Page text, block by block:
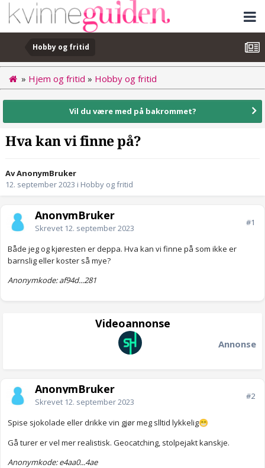
Hobby og fritid
» Hjem og fritid » Hobby og fritid
Vil du være med på bakrommet?
Hva kan vi finne på?
Av AnonymBruker
12. september 2023 i Hobby og fritid
AnonymBruker
Skrevet 12. september 2023
#1
Både jeg og kjøresten er deppa. Hva kan vi finne på som ikke er
barnslig eller koster så mye?
Anonymkode: af94d...281
Videoannonse
Annonse
AnonymBruker
Skrevet 12. september 2023
#2
Spise sjokolade eller drikke vin gjør meg slltid lykkelig😁
Gå turer er vel mer realistisk. Geocatching, stolpejakt kanskje.
Anonymkode: e4aa0...4ae